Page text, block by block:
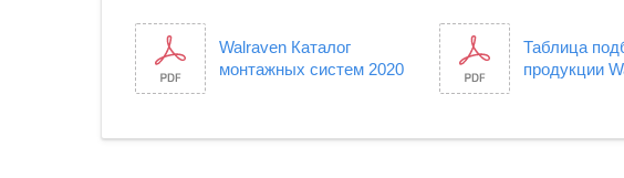
Walraven Каталог
монтажных систем 2020
Таблица
продукции